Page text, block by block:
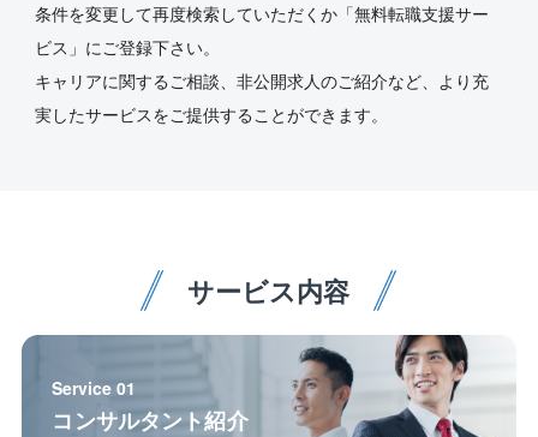
条件を変更して再度検索していただくか「無料転職支援サー
ビス」にご登録下さい。
キャリアに関するご相談、非公開求人のご紹介など、より充
実したサービスをご提供することができます。
サービス内容
Service 01
コンサルタント紹介